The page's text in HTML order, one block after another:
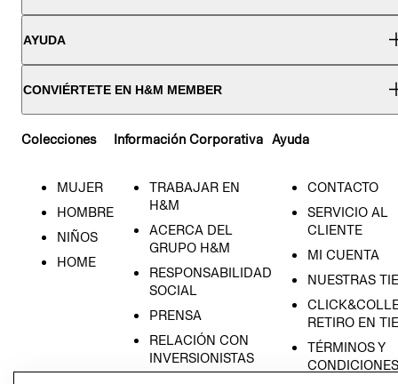
AYUDA
CONVIÉRTETE EN H&M MEMBER
Colecciones
MUJER
HOMBRE
NIÑOS
HOME
Información Corporativa
TRABAJAR EN
H&M
ACERCA DEL
GRUPO H&M
RESPONSABILIDAD
SOCIAL
PRENSA
RELACIÓN CON
INVERSIONISTAS
Ayuda
CONTACTO
SERVICIO AL
CLIENTE
MI CUENTA
NUESTRAS
RETIRO EN
TÉRMINOS Y
CONDICIONES